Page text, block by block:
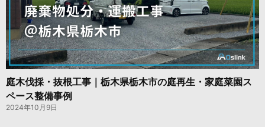
庭木伐採・抜根工事｜栃木県栃木市の庭再生・家庭菜園ス
ペース整備事例
2024年10月9日